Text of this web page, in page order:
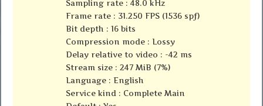
Sampling rate : 48.0 kHz
Frame rate : 31.250 FPS (1536 spf)
Bit depth : 16 bits
Compression mode : Lossy
Delay relative to video : -42 ms
Stream size : 247 MiB (7%)
Language : English
Service kind : Complete Main